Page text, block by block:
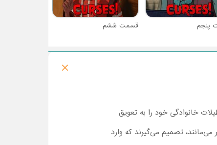
پنجم قسمت ششم
خانوادگی خود را به تعویق
تصمیم می‌گیرند که وارد